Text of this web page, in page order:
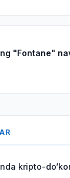
"Fontane"
kripto-